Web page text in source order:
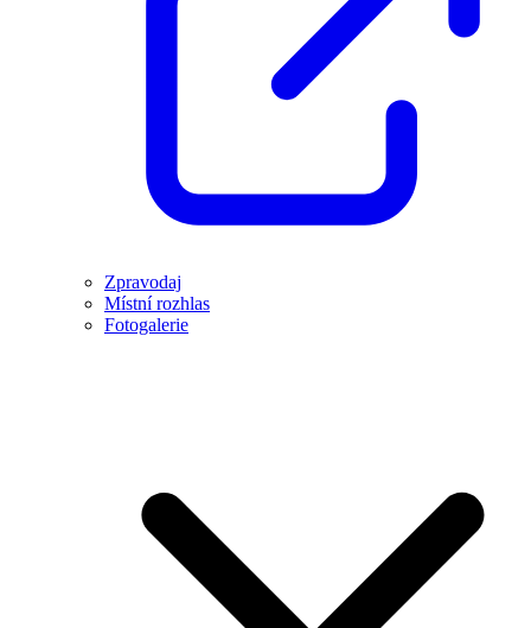
Zpravodaj
Místní rozhlas
Fotogalerie